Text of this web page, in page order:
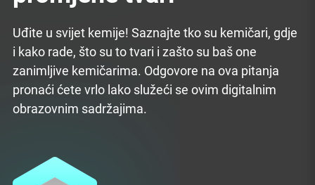
Uđite u svijet kemije! Saznajte tko su kemičari, gdje
i kako rade, što su to tvari i zašto su baš one
zanimljive kemičarima. Odgovore na ova pitanja
pronaći ćete vrlo lako služeći se ovim digitalnim
obrazovnim sadržajima.